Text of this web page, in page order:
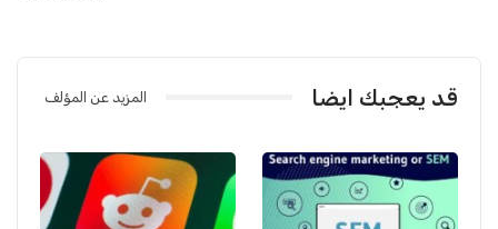
قد يعجبك ايضا المزيد عن المؤلف